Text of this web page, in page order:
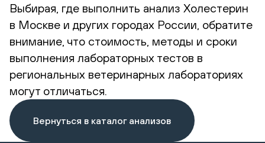
Выбирая, где выполнить анализ Холестерин
в Москве и других городах России, обратите
внимание, что стоимость, методы и сроки
выполнения лабораторных тестов в
региональных ветеринарных лабораториях
могут отличаться.
Вернуться в каталог анализов